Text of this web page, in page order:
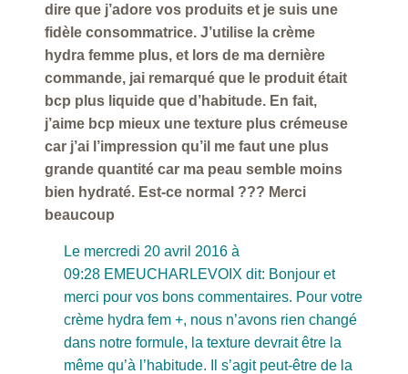
dire que j’adore vos produits et je suis une
fidèle consommatrice. J’utilise la crème
hydra femme plus, et lors de ma dernière
commande, jai remarqué que le produit était
bcp plus liquide que d’habitude. En fait,
j’aime bcp mieux une texture plus crémeuse
car j’ai l’impression qu’il me faut une plus
grande quantité car ma peau semble moins
bien hydraté. Est-ce normal ??? Merci
beaucoup
Le mercredi 20 avril 2016 à
09:28 EMEUCHARLEVOIX dit: Bonjour et
merci pour vos bons commentaires. Pour votre
crème hydra fem +, nous n’avons rien changé
dans notre formule, la texture devrait être la
même qu’à l’habitude. Il s’agit peut-être de la